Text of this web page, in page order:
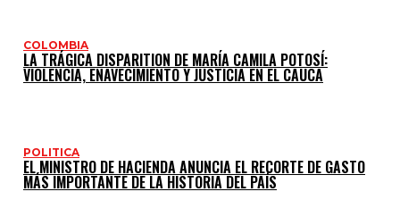
COLOMBIA
LA TRÁGICA DISPARITION DE MARÍA CAMILA POTOSÍ:
VIOLENCIA, ENAVECIMIENTO Y JUSTICIA EN EL CAUCA
POLITICA
EL MINISTRO DE HACIENDA ANUNCIA EL RECORTE DE GASTO
MÁS IMPORTANTE DE LA HISTORIA DEL PAÍS